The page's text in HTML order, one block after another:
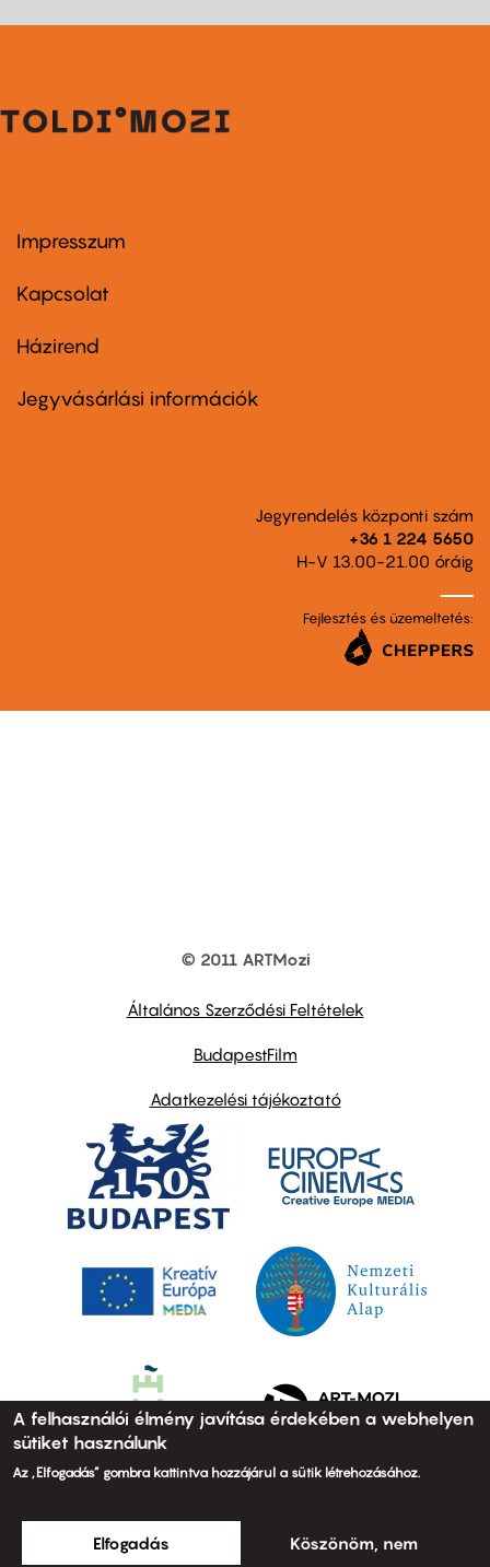
Footer
first
Impresszum
Kapcsolat
Footer
second
Házirend
Jegyvásárlási információk
Jegyrendelés központi szám
+36 1 224 5650
H-V 13.00-21.00 óráig
Fejlesztés és üzemeltetés:
© 2011 ARTMozi
Általános Szerződési Feltételek
BudapestFilm
Adatkezelési tájékoztató
A felhasználói élmény javítása érdekében a webhelyen
sütiket használunk
Az „Elfogadás” gombra kattintva hozzájárul a sütik létrehozásához.
Elfogadás Köszönöm, nem